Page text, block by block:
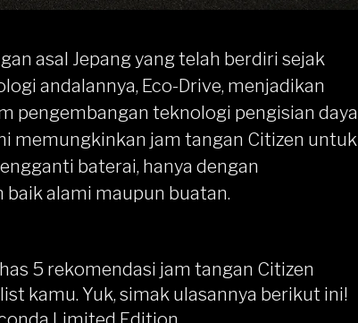
asal Jepang yang telah berdiri sejak
andalannya, Eco-Drive, menjadikan
pengembangan teknologi pengisian daya
memungkinkan jam tangan Citizen untuk
baterai, hanya dengan
alami maupun buatan.
5 rekomendasi jam tangan Citizen
kamu. Yuk, simak ulasannya berikut ini!